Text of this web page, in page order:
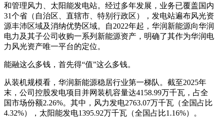
和管理风力、太阳能发电站。经过多年发展，业务已覆盖国内
31个省（自治区、直辖市、特别行政区），发电站遍布风光资
源丰沛区域及消纳优势区域。自2022年起，华润新能源向华润
电力及其子公司收购一系列新能源资产，明确了其作为华润电
力风光资产唯一平台的定位。
能融这么多钱，首先得“值”这么多钱。
从装机规模看，华润新能源稳居行业第一梯队。截至2025年
末，公司控股发电项目并网装机容量达4158.99万千瓦，占全
国市场份额2.26%。其中，风力发电2763.07万千瓦（全国占比
4.32%），太阳能发电1395.92万千瓦（全国占比1.16%）。